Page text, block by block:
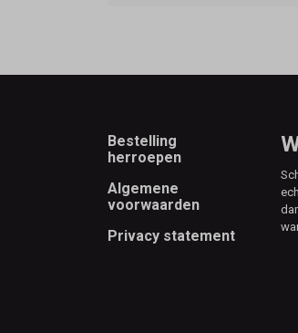
Footer
Bestelling
herroepen
Algemene
voorwaarden
Privacy statement